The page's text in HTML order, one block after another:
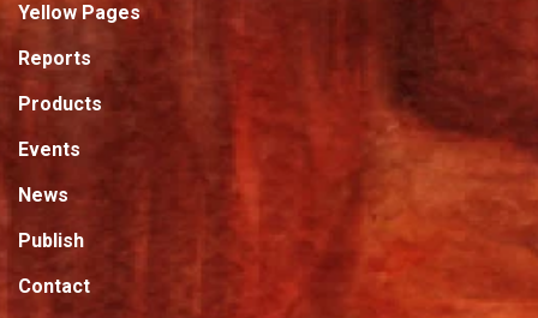
Yellow Pages
Reports
Products
Events
News
Publish
Contact